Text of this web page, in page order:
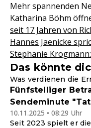
Mehr spannenden
Katharina Böhm
seit 17 Jahren von
Hannes Jaenicke
Stephanie Krogmann:
Das könnte
Was verdienen die
Fünfstelliger
Sendeminute
10.11.2025 • 08:29 Uhr
Seit 2023 spielt er